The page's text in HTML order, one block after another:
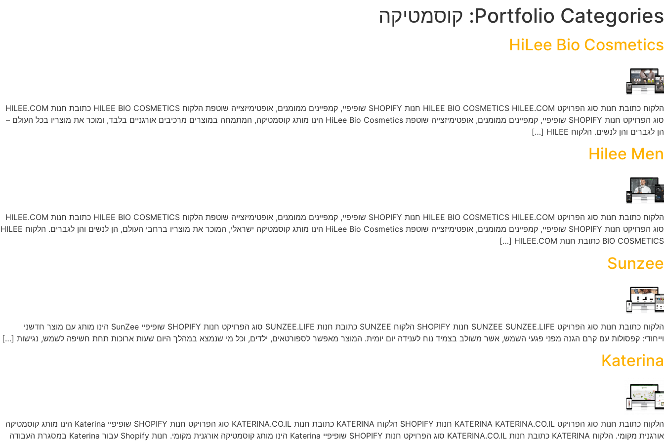
Portfolio Categories: קוסמטיקה
HiLee Bio Cosmetics
הלקוח כתובת חנות סוג הפרויקט HILEE BIO COSMETICS HILEE.COM חנות SHOPIFY שופיפיי, קמפיינים ממומנים, אופטימיזצייה שוטפת הלקוח HILEE BIO COSMETICS כתובת חנות HILEE.COM
סוג הפרויקט חנות SHOPIFY שופיפיי, קמפיינים ממומנים, אופטימיזצייה שוטפת HiLee Bio Cosmetics הינו מותג קוסמטיקה, המתמחה במוצרים מרכיבים אורגניים בלבד, ומוכר את מוצריו בכל העולם –
הן לגברים והן לנשים. הלקוח HILEE […]
Hilee Men
הלקוח כתובת חנות סוג הפרויקט HILEE BIO COSMETICS HILEE.COM חנות SHOPIFY שופיפיי, קמפיינים ממומנים, אופטימיזצייה שוטפת הלקוח HILEE BIO COSMETICS כתובת חנות HILEE.COM
סוג הפרויקט חנות SHOPIFY שופיפיי, קמפיינים ממומנים, אופטימיזצייה שוטפת HiLee Bio Cosmetics הינו מותג קוסמטיקה ישראלי, המוכר את מוצריו ברחבי העולם, הן לנשים והן לגברים. הלקוח HILEE
BIO COSMETICS כתובת חנות HILEE.COM […]
Sunzee
הלקוח כתובת חנות סוג הפרויקט SUNZEE SUNZEE.LIFE חנות SHOPIFY הלקוח SUNZEE כתובת חנות SUNZEE.LIFE סוג הפרויקט חנות SHOPIFY שופיפיי SunZee הינו מותג עם מוצר חדשני
וייחודי: קפסולות עם קרם הגנה מפני פגעי השמש, אשר משולב בצמיד נוח לענידה יום יומית. המוצר מאפשר לספורטאים, ילדים, וכל מי שנמצא במהלך היום שעות ארוכות תחת חשיפה לשמש, נגישות […]
Katerina
הלקוח כתובת חנות סוג הפרויקט KATERINA KATERINA.CO.IL חנות SHOPIFY הלקוח KATERINA כתובת חנות KATERINA.CO.IL סוג הפרויקט חנות SHOPIFY שופיפיי Katerina הינו מותג קוסמטיקה
אורגנית מקומי. הלקוח KATERINA כתובת חנות KATERINA.CO.IL סוג הפרויקט חנות SHOPIFY שופיפיי Katerina הינו מותג קוסמטיקה אורגנית מקומי. חנות Shopify עבור Katerina במסגרת העבודה